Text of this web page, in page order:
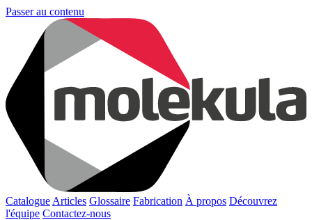
Passer au contenu
Catalogue Articles Glossaire Fabrication À propos Découvrez
l'équipe Contactez-nous